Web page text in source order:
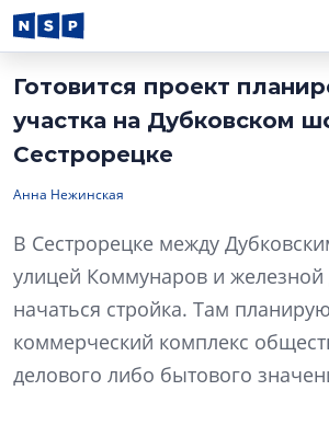
Готовится проект
участка на Дубковском
Сестрорецке
Анна Нежинская
В Сестрорецке между
улицей Коммунаров и
начаться стройка. Там
коммерческий комплекс
делового либо бытового